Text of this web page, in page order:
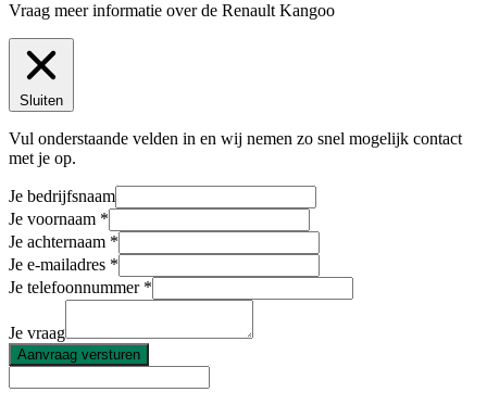
Vraag meer informatie over de Renault Kangoo
Sluiten
Vul onderstaande velden in en wij nemen zo snel mogelijk contact
met je op.
Je bedrijfsnaam
Je voornaam
Je achternaam
Je e-mailadres
Je telefoonnummer
Je vraag
Aanvraag versturen